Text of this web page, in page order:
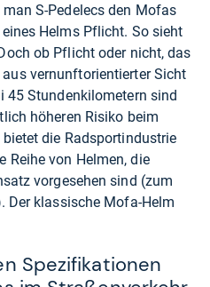
S-Pedelecs den Mofas
Helms Pflicht. So sieht
ob Pflicht oder nicht, das
vernunftorientierter Sicht
45 Stundenkilometern sind
höheren Risiko beim
die Radsportindustrie
Reihe von Helmen, die
vorgesehen sind (zum
Der klassische Mofa-Helm
Spezifikationen